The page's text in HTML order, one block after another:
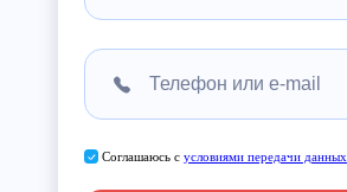
Соглашаюсь с условиями передачи данных